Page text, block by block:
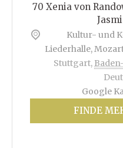
70 Xenia von
Jasmin
Kultur- und
Liederhalle,
Stuttgart,
Google
FINDE